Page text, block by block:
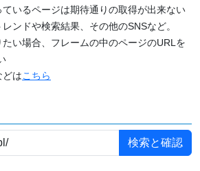
いるページは期待通りの取得が出来ない
ンドや検索結果、その他のSNSなど。
い場合、フレームの中のページのURLを
どはこちら